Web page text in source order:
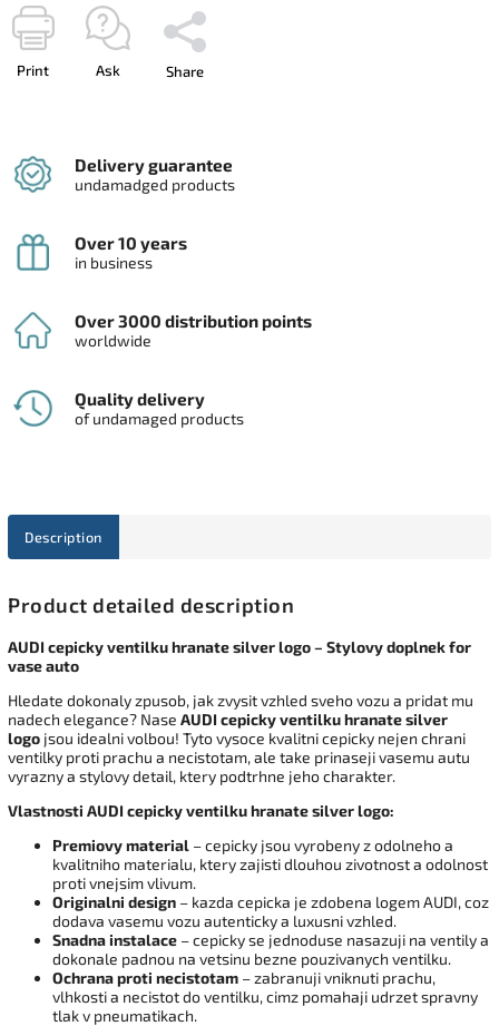
Print Ask Share
Delivery guarantee
undamadged products
Over 10 years
in business
Over 3000 distribution points
worldwide
Quality delivery
of undamaged products
Description
Product detailed description
AUDI cepicky ventilku hranate silver logo – Stylovy doplnek for
vase auto
Hledate dokonaly zpusob, jak zvysit vzhled sveho vozu a pridat mu
nadech elegance? Nase AUDI cepicky ventilku hranate silver
logo jsou idealni volbou! Tyto vysoce kvalitni cepicky nejen chrani
ventilky proti prachu a necistotam, ale take prinaseji vasemu autu
vyrazny a stylovy detail, ktery podtrhne jeho charakter.
Vlastnosti AUDI cepicky ventilku hranate silver logo:
Premiovy material – cepicky jsou vyrobeny z odolneho a
kvalitniho materialu, ktery zajisti dlouhou zivotnost a odolnost
proti vnejsim vlivum.
Originalni design – kazda cepicka je zdobena logem AUDI, coz
dodava vasemu vozu autenticky a luxusni vzhled.
Snadna instalace – cepicky se jednoduse nasazuji na ventily a
dokonale padnou na vetsinu bezne pouzivanych ventilku.
Ochrana proti necistotam – zabranuji vniknuti prachu,
vlhkosti a necistot do ventilku, cimz pomahaji udrzet spravny
tlak v pneumatikach.